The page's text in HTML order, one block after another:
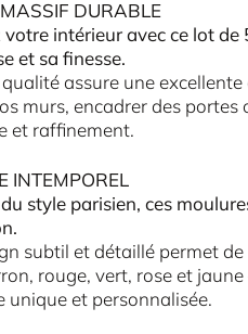
DURABLE
votre intérieur avec ce lot
et sa finesse.
assure une
murs, encadrer des
et raffinement.
INTEMPOREL
style parisien, ces
subtil et détaillé permet
rouge, vert, rose et
unique et personnalisée.